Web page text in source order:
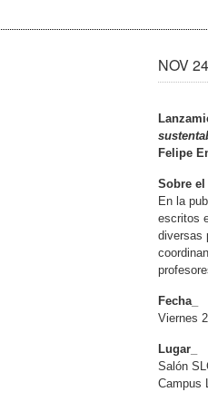
NOV
Felipe
Sobre el
En la
escritos
diversas
Fecha_
Viernes
Lugar_
Salón
Campus